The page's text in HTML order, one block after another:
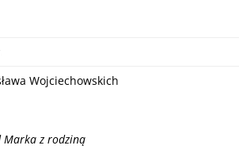
Wojciechowskich
Marka z rodziną